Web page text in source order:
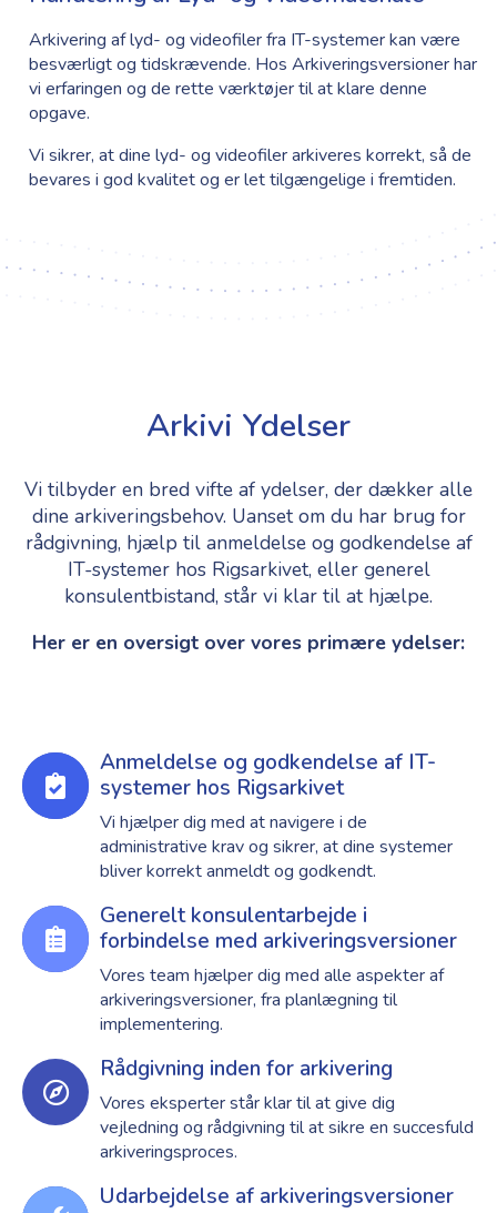
Arkivering af lyd- og videofiler fra IT-systemer kan være
besværligt og tidskrævende. Hos Arkiveringsversioner har
vi erfaringen og de rette værktøjer til at klare denne
opgave.
Vi sikrer, at dine lyd- og videofiler arkiveres korrekt, så de
bevares i god kvalitet og er let tilgængelige i fremtiden.
Arkivi Ydelser
Vi tilbyder en bred vifte af ydelser, der dækker alle
dine arkiveringsbehov. Uanset om du har brug for
rådgivning, hjælp til anmeldelse og godkendelse af
IT-systemer hos Rigsarkivet, eller generel
konsulentbistand, står vi klar til at hjælpe.
Her er en oversigt over vores primære ydelser:
Anmeldelse og godkendelse af IT-
systemer hos Rigsarkivet
Vi hjælper dig med at navigere i de
administrative krav og sikrer, at dine systemer
bliver korrekt anmeldt og godkendt.
Generelt konsulentarbejde i
forbindelse med arkiveringsversioner
Vores team hjælper dig med alle aspekter af
arkiveringsversioner, fra planlægning til
implementering.
Rådgivning inden for arkivering
Vores eksperter står klar til at give dig
vejledning og rådgivning til at sikre en succesfuld
arkiveringsproces.
Udarbejdelse af arkiveringsversioner